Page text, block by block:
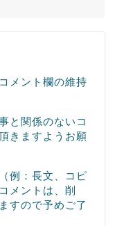
メント欄の維持
と関係のないコ
きますようお願
例：長文、コピ
メントは、削
すので予めご了